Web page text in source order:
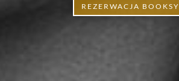
REZERWACJA BOOKSY